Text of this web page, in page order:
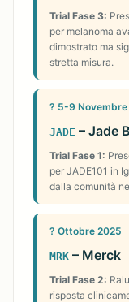
Trial Fase 3:
per melanoma
dimostrato ma
stretta misura.
? 5-9 Novembre
JADE – Jade
Trial Fase 1:
per JADE101 in
dalla comunità
? Ottobre 2025
MRK – Merck
Trial Fase 2:
risposta